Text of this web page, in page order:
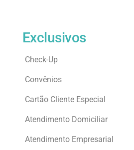
Exclusivos
Check-Up
Convênios
Cartão Cliente Especial
Atendimento Domiciliar
Atendimento Empresarial